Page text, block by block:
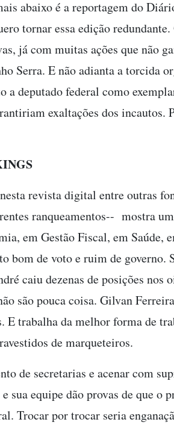
abaixo é a reportagem do
tornar essa edição
já com muitas ações que não
Serra. E não adianta a torcida
a deputado federal como
exaltações dos incautos.
revista digital entre outras
ranqueamentos-- mostra
em Gestão Fiscal, em Saúde,
bom de voto e ruim de governo.
caiu dezenas de posições nos
são pouca coisa. Gilvan
E trabalha da melhor forma de
de marqueteiros.
de secretarias e acenar com
sua equipe dão provas de que o
Trocar por trocar seria